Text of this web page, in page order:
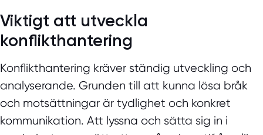
Viktigt att utveckla
konflikthantering
Konflikthantering kräver ständig utveckling och
analyserande. Grunden till att kunna lösa bråk
och motsättningar är tydlighet och konkret
kommunikation. Att lyssna och sätta sig in i